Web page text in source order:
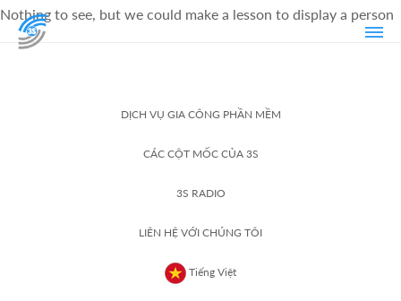
Nothing to see, but we could make a lesson to display a person
DỊCH VỤ GIA CÔNG PHẦN MỀM
CÁC CỘT MỐC CỦA 3S
3S RADIO
LIÊN HỆ VỚI CHÚNG TÔI
Tiếng Việt